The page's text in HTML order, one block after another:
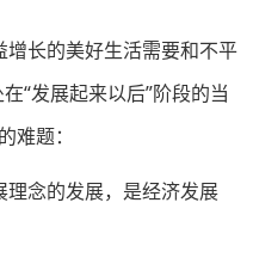
增长的美好生活需要和不平
“发展起来以后”阶段的当
难题：
理念的发展，是经济发展